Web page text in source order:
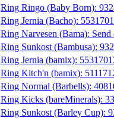
Ring Ringo (Baby Born):
Ring Jernia (Bacho):
Ring Narvesen (Bama): Send
Ring Sunkost (Bambusa):
Ring Jernia (bamix):
Ring Kitch'n (bamix):
Ring Normal (Barbells):
Ring Kicks (bareMinerals):
Ring Sunkost (Barley Cup):